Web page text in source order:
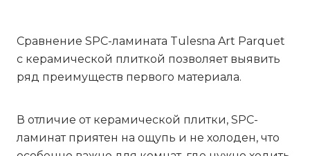
Сравнение SPC-ламината Tulesna Art Parquet
с керамической плиткой позволяет выявить
ряд преимуществ первого материала.
В отличие от керамической плитки, SPC-
ламинат приятен на ощупь и не холоден, что